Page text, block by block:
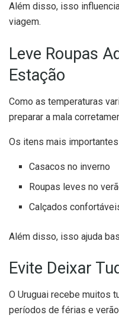
Além disso, isso
viagem.
Leve Roupas
Estação
Como as temperaturas
preparar a mala
Os itens mais
Casacos no inverno
Roupas leves no
Calçados
Além disso, isso ajuda
Evite Deixar
O Uruguai recebe muitos
períodos de férias e